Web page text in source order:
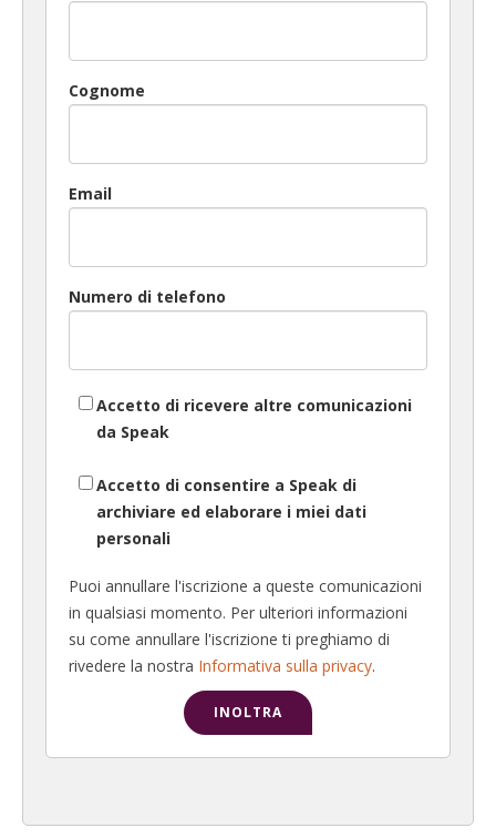
Cognome
Email
Numero di telefono
Accetto di ricevere altre comunicazioni
da Speak
Accetto di consentire a Speak di
archiviare ed elaborare i miei dati
personali
Puoi annullare l'iscrizione a queste comunicazioni
in qualsiasi momento. Per ulteriori informazioni
su come annullare l'iscrizione ti preghiamo di
rivedere la nostra Informativa sulla privacy.